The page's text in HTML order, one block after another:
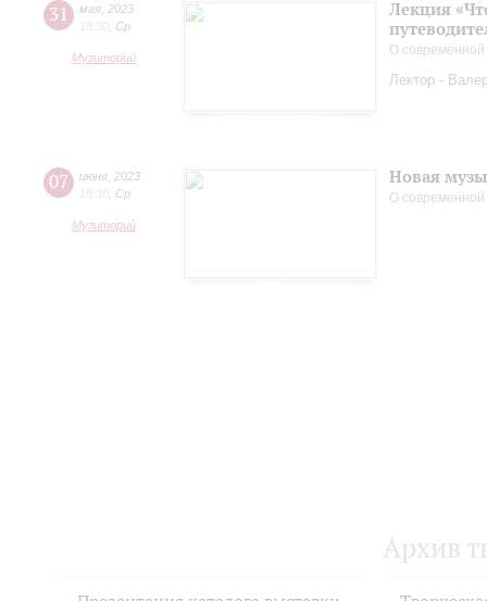
31 мая 2023
18:30 Ср
Музиторий
Лекция
О
Лектор -
07 июня 2023
18:30 Ср
Музиторий
Новая
О
Архив